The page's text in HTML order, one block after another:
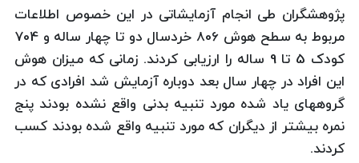
پژوهشگران طی انجام آزمایشاتی در این خصوص اطلاعات
مربوط به سطح هوش 806 خردسال دو تا چهار ساله و 704
کودک 5 تا 9 ساله را ارزیابی کردند. زمانی که میزان هوش
این افراد در چهار سال بعد دوباره آزمایش شد افرادی که در
گروههای یاد شده مورد تنبیه بدنی واقع نشده بودند پنج
نمره بیشتر از دیگران که مورد تنبیه واقع شده بودند کسب
کردند.